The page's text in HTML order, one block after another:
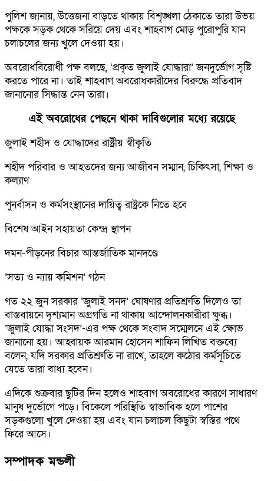
পুলিশ জানায়, উত্তেজনা বাড়তে থাকায় বিশৃঙ্খলা ঠেকাতে তারা উভয়
পক্ষকে সড়ক থেকে সরিয়ে দেয় এবং শাহবাগ মোড় পুরোপুরি যান
চলাচলের জন্য খুলে দেওয়া হয়।
অবরোধবিরোধী পক্ষ বলছে, ‘প্রকৃত জুলাই যোদ্ধারা’ জনদুর্ভোগ সৃষ্টি
করতে পারে না। তাই শাহবাগ অবরোধকারীদের বিরুদ্ধে প্রতিবাদ
জানানোর সিদ্ধান্ত নেন তারা।
এই অবরোধের পেছনে থাকা দাবিগুলোর মধ্যে রয়েছে
জুলাই শহীদ ও যোদ্ধাদের রাষ্ট্রীয় স্বীকৃতি
শহীদ পরিবার ও আহতদের জন্য আজীবন সম্মান, চিকিৎসা, শিক্ষা ও
কল্যাণ
পুনর্বাসন ও কর্মসংস্থানের দায়িত্ব রাষ্ট্রকে নিতে হবে
বিশেষ আইন সহায়তা কেন্দ্র স্থাপন
দমন-পীড়নের বিচার আন্তর্জাতিক মানদণ্ডে
‘সত্য ও ন্যায় কমিশন’ গঠন
গত ২২ জুন সরকার ‘জুলাই সনদ’ ঘোষণার প্রতিশ্রুতি দিলেও তা
বাস্তবায়নে দৃশ্যমান অগ্রগতি না থাকায় আন্দোলনকারীরা ক্ষুব্ধ।
‘জুলাই যোদ্ধা সংসদ’-এর পক্ষ থেকে সংবাদ সম্মেলনে এই ক্ষোভ
জানানো হয়। আহ্বায়ক আরমান হোসেন শাফিন লিখিত বক্তব্যে
বলেন, যদি সরকার প্রতিশ্রুতি না রাখে, তাহলে কঠোর কর্মসূচিতে
যেতে তারা বাধ্য হবেন।
এদিকে শুক্রবার ছুটির দিন হলেও শাহবাগ অবরোধের কারণে সাধারণ
মানুষ দুর্ভোগে পড়ে। বিকেলে পরিস্থিতি স্বাভাবিক হলে পাশের
সড়কগুলো খুলে দেওয়া হয় এবং যান চলাচল কিছুটা স্বস্তির পথে
ফিরে আসে।
সম্পাদক মন্ডলী